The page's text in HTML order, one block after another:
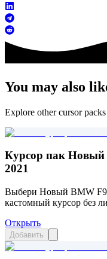
You may also
Explore other cursor
Курсор пак Новый
2021
Выбери Новый BMW
кастомный курсор без
Открыть
Добавить